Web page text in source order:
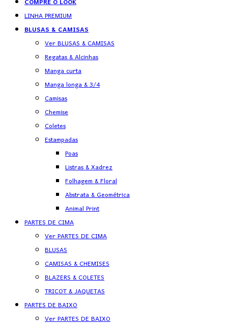
LINHA PREMIUM
BLUSAS & CAMISAS
Ver BLUSAS & CAMISAS
Regatas & Alcinhas
Manga curta
Manga longa & 3/4
Camisas
Chemise
Coletes
Estampadas
Poas
Listras & Xadrez
Folhagem & Floral
Abstrata & Geométrica
Animal Print
PARTES DE CIMA
Ver PARTES DE CIMA
BLUSAS
CAMISAS & CHEMISES
BLAZERS & COLETES
TRICOT & JAQUETAS
PARTES DE BAIXO
Ver PARTES DE BAIXO